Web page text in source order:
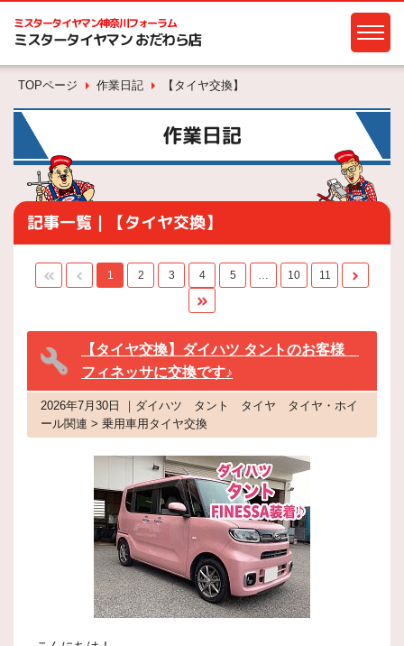
ミスタータイヤマン神奈川フォーラム
ミスタータイヤマン おだわら店
TOPページ 作業日記 【タイヤ交換】
作業日記
記事一覧｜【タイヤ交換】
1 2 3 4 5 … 10 11
【タイヤ交換】ダイハツ タントのお客様
フィネッサに交換です♪
2026年7月30日 ｜ダイハツ タント タイヤ タイヤ・ホイ
ール関連 > 乗用車用タイヤ交換